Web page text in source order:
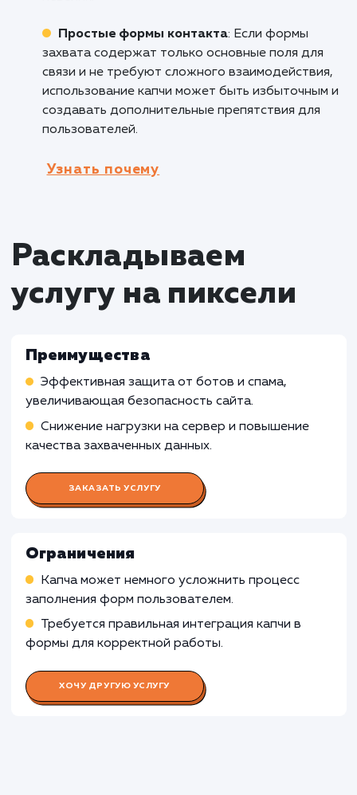
мошенничества.
Регистрация и комментарии на веб-
Веб-сайты, где требуется регистрация
пользователей или размещение
форму заполняет реальный пользователь, а
Кому не подходит данный
Сайты с низкой активностью
редко используемые формы захвата,
капчи может быть излишней, поскольку риск
спама или несанкционированной активности
невелик.
захвата содержат только основные поля
связи и не требуют сложного
создавать дополнительные препятствия для
Узнать почему
Раскладываем